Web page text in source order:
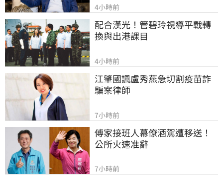
4小時前
配合漢光！管碧玲視導平戰轉
換與出港課目
4小時前
江肇國諷盧秀燕急切割疫苗詐
騙案律師
7小時前
傅家接班人幕僚酒駕遭移送！
公所火速准辭
7小時前